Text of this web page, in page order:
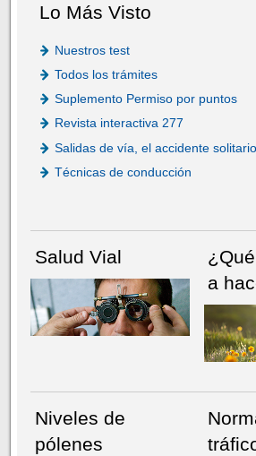
Lo Más Visto
Nuestros test
Todos los trámites
Suplemento Permiso por puntos
Revista interactiva 277
Salidas de vía, el accidente solitario
Técnicas de conducción
Salud Vial
a
Niveles de
pólenes